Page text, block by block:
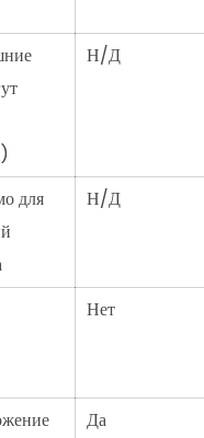
Н/Д
для
Н/Д
Нет
Да